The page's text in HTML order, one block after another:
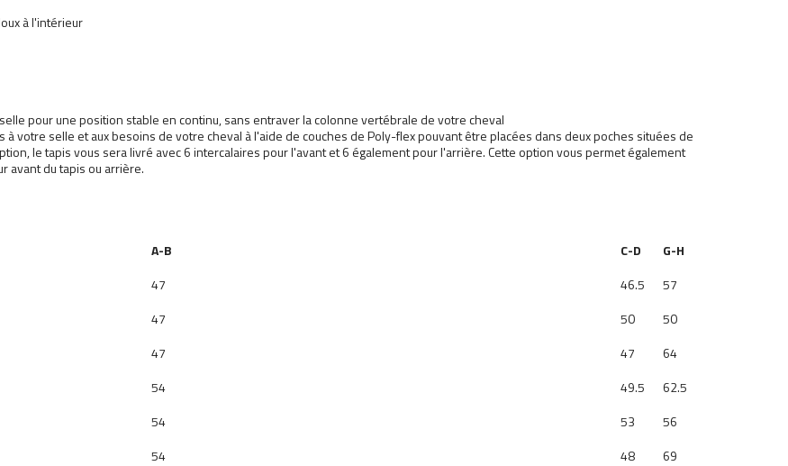
à l'intérieur
pour une position stable en continu, sans entraver la colonne vertébrale de votre cheval
votre selle et aux besoins de votre cheval à l'aide de couches de Poly-flex pouvant être placées dans deux poches situées de
le tapis vous sera livré avec 6 intercalaires pour l'avant et 6 également pour l'arrière. Cette option vous permet également
avant du tapis ou arrière.
A-B C-D
G-H
47 46.5
57
47 50
50
47 47
64
54 49.5
62.5
54 53
56
54 48
69